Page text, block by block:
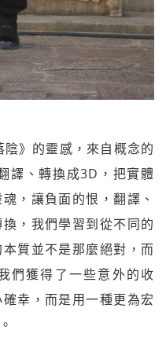
》的靈感，來自概念的
譯、轉換成3D，把實體
，讓負面的恨，翻譯、
，我們學習到從不同的
質並不是那麼絕對，而
們獲得了一些意外的收
幸，而是用一種更為宏